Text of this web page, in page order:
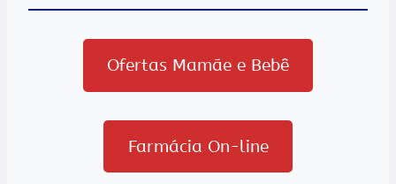
Ofertas Mamãe e Bebê
Farmácia On-line